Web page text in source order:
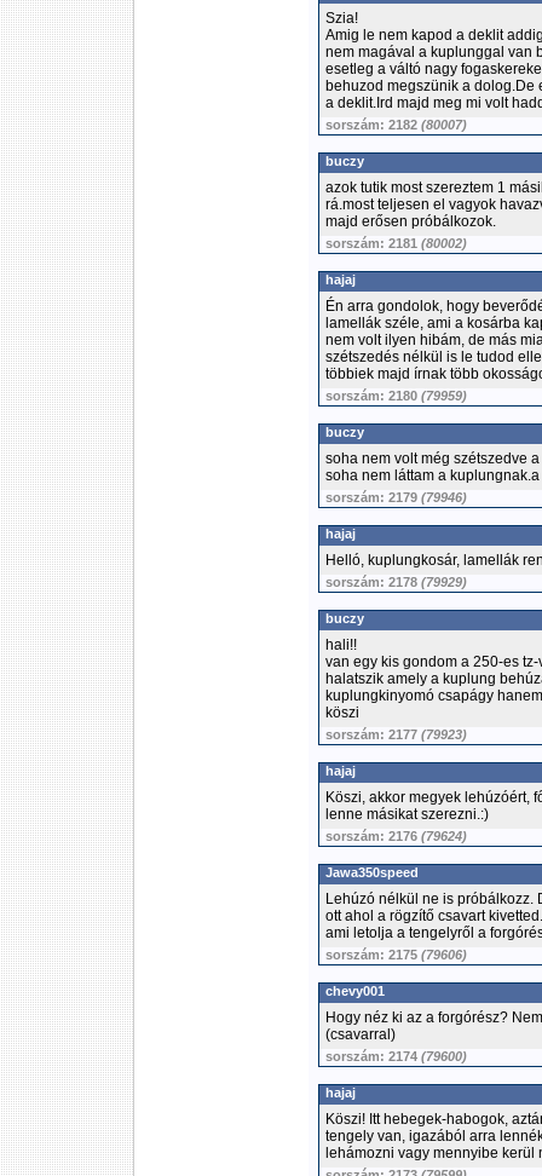
Szia!
Amig le nem kapod a deklit
nem magával a kuplunggal van
esetleg a váltó nagy
behuzod megszünik a dolog.De
a deklit.Ird majd meg mi volt
sorszám: 2182 (80007)
buczy
azok tutik most szereztem 1
rá.most teljesen el vagyok
majd erősen próbálkozok.
sorszám: 2181 (80002)
hajaj
Én arra gondolok, hogy
lamellák széle, ami a kosárba
nem volt ilyen hibám, de más
szétszedés nélkül is le tudod
többiek majd írnak több
sorszám: 2180 (79959)
buczy
soha nem volt még szétszedve
soha nem láttam a
sorszám: 2179 (79946)
hajaj
Helló, kuplungkosár, lamellák
sorszám: 2178 (79929)
buczy
hali!!
van egy kis gondom a 250-es
halatszik amely a kuplung
kuplungkinyomó csapágy
köszi
sorszám: 2177 (79923)
hajaj
Köszi, akkor megyek lehúzóért,
lenne másikat szerezni.:)
sorszám: 2176 (79624)
Jawa350speed
Lehúzó nélkül ne is próbálkozz.
ott ahol a rögzítő csavart
ami letolja a tengelyről a
sorszám: 2175 (79606)
chevy001
Hogy néz ki az a forgórész?
(csavarral)
sorszám: 2174 (79600)
hajaj
Köszi! Itt hebegek-habogok,
tengely van, igazából arra
lehámozni vagy mennyibe